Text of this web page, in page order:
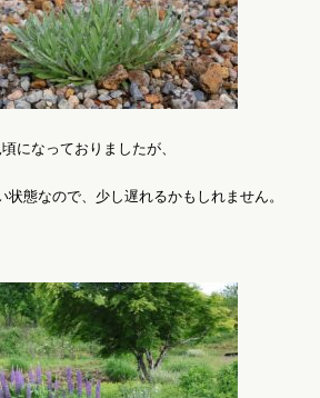
になっておりましたが、
態なので、少し遅れるかもしれません。